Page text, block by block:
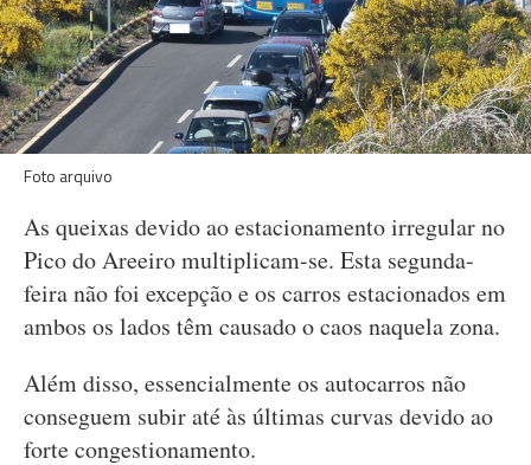
Foto arquivo
As queixas devido ao estacionamento irregular no
Pico do Areeiro multiplicam-se. Esta segunda-
feira não foi excepção e os carros estacionados em
ambos os lados têm causado o caos naquela zona.
Além disso, essencialmente os autocarros não
conseguem subir até às últimas curvas devido ao
forte congestionamento.